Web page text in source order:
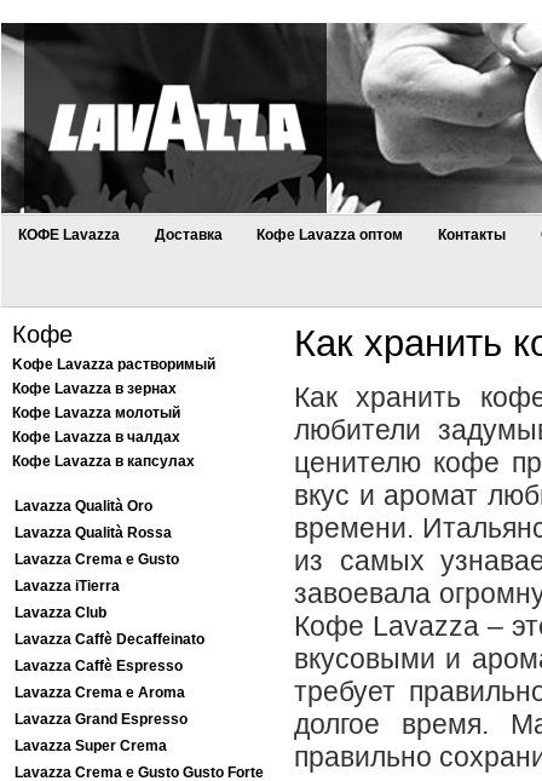
КОФЕ Lavazza Доставка Кофе Lavazza оптом Контакты
Кофе
Kофе Lavazza растворимый
Кофе Lavazza в зернах
Кофе Lavazza молотый
Кофе Lavazza в чалдах
Кофе Lavazza в капсулах
Lavazza Qualità Oro
Lavazza Qualità Rossa
Lavazza Crema e Gusto
Lavazza iTierra
Lavazza Club
Lavazza Caffè Decaffeinato
Lavazza Caffè Espresso
Lavazza Crema e Aroma
Lavazza Grand Espresso
Lavazza Super Crema
Lavazza Crema e Gusto Gusto Forte
Как хранить
Как хранить
любители
ценителю кофе
вкус и аромат
времени.
из самых
завоевала
Кофе Lavazza –
вкусовыми и
требует
долгое время.
правильно